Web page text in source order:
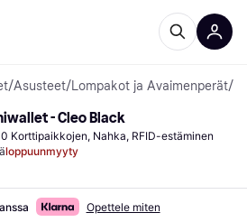
/Asusteet/Lompakot ja Avaimenperät/
- Cleo Black
Korttipaikkojen, Nahka, RFID-estäminen
loppuunmyyty
Opettele miten